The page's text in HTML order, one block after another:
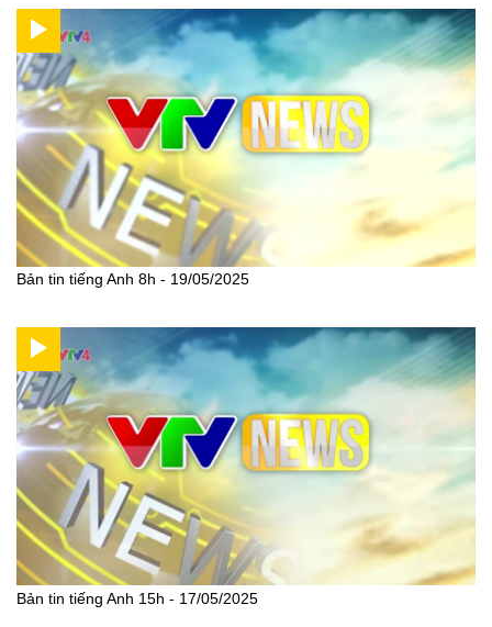
Bản tin tiếng Anh 8h - 19/05/2025
Bản tin tiếng Anh 15h - 17/05/2025